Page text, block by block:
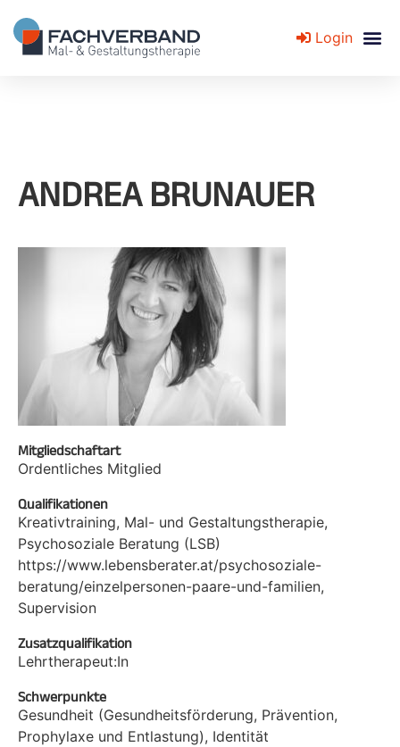
Login
ANDREA BRUNAUER
Mitgliedschaftart
Ordentliches Mitglied
Qualifikationen
Kreativtraining, Mal- und Gestaltungstherapie,
Psychosoziale Beratung (LSB)
https://www.lebensberater.at/psychosoziale-
beratung/einzelpersonen-paare-und-familien,
Supervision
Zusatzqualifikation
Lehrtherapeut:In
Schwerpunkte
Gesundheit (Gesundheitsförderung, Prävention,
Prophylaxe und Entlastung), Identität